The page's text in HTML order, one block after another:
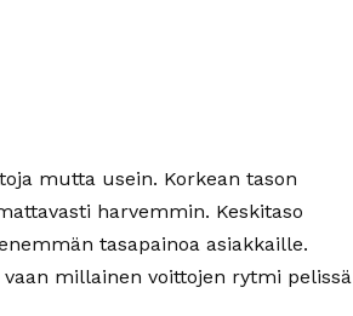
mutta usein. Korkean tason
harvemmin. Keskitaso
tasapainoa asiakkaille.
millainen voittojen rytmi pelissä